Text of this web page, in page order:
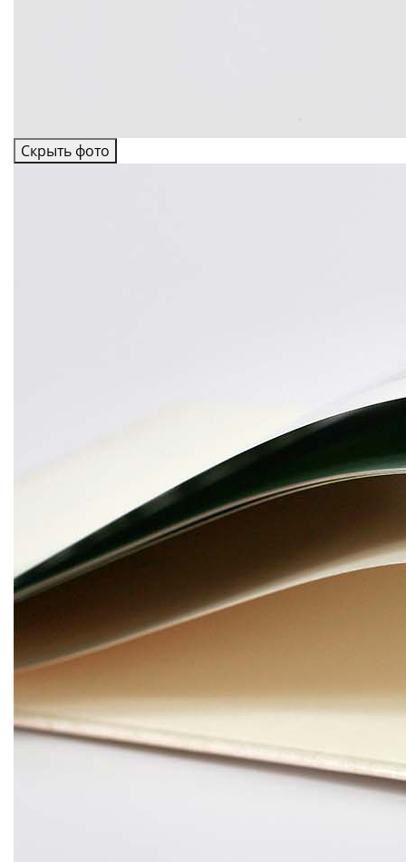
Скрыть фото